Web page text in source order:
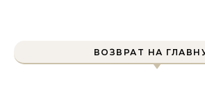
ВОЗВРАТ НА